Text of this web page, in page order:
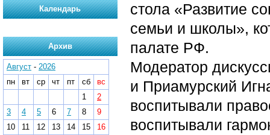
стола «Развитие
семьи и школы»,
палате РФ.
Модератор
и Приамурский
воспитывали
воспитывали
Календарь
Архив
Август - 2026
пн
вт ср чт пт сб
вс
1
2
3
4 5 6 7 8
9
10
11 12 13 14 15
16